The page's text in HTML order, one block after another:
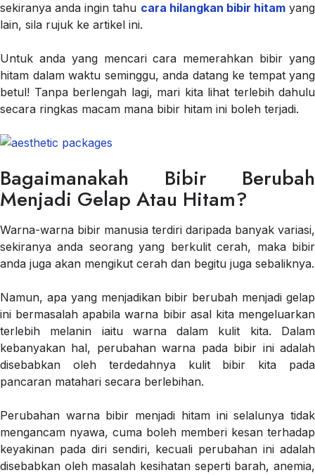
sekiranya anda ingin tahu cara hilangkan bibir hitamyang
lain, sila rujuk ke artikel ini.
Untuk anda yang mencari cara memerahkan bibir yang
hitam dalam waktu seminggu, anda datang ke tempat yang
betul! Tanpa berlengah lagi, mari kita lihat terlebih dahulu
secara ringkas macam mana bibir hitam ini boleh terjadi.
Bagaimanakah Bibir Berubah
Menjadi Gelap Atau Hitam?
Warna-warna bibir manusia terdiri daripada banyak variasi,
sekiranya anda seorang yang berkulit cerah, maka bibir
anda juga akan mengikut cerah dan begitu juga sebaliknya.
Namun, apa yang menjadikan bibir berubah menjadi gelap
ini bermasalah apabila warna bibir asal kita mengeluarkan
terlebih melanin iaitu warna dalam kulit kita. Dalam
kebanyakan hal, perubahan warna pada bibir ini adalah
disebabkan oleh terdedahnya kulit bibir kita pada
pancaran matahari secara berlebihan.
Perubahan warna bibir menjadi hitam ini selalunya tidak
mengancam nyawa, cuma boleh memberi kesan terhadap
keyakinan pada diri sendiri, kecuali perubahan ini adalah
disebabkan oleh masalah kesihatan seperti barah, anemia,